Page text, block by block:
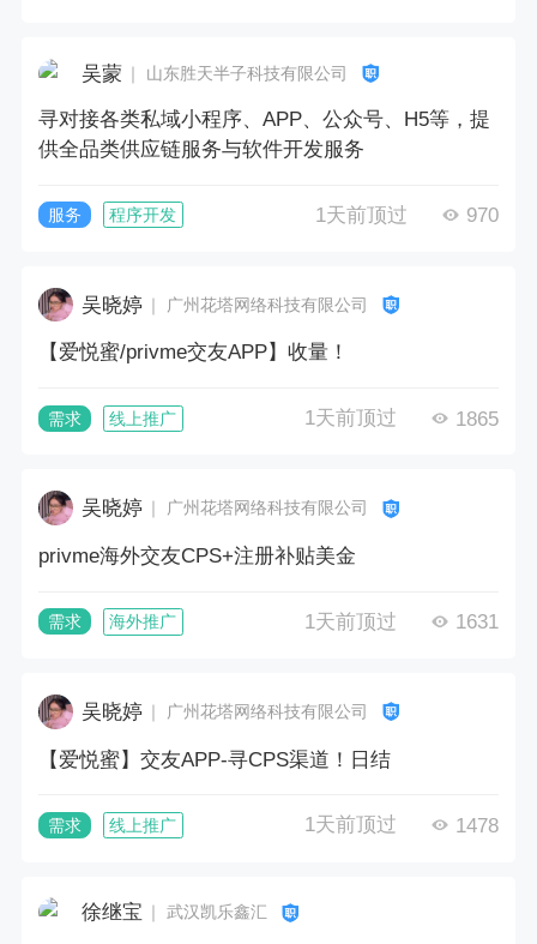
吴蒙 ｜ 山东胜天半子科技有限公司
寻对接各类私域小程序、APP、公众号、H5等，提
供全品类供应链服务与软件开发服务
服务 程序开发 1天前顶过 970
吴晓婷 ｜ 广州花塔网络科技有限公司
【爱悦蜜/privme交友APP】收量！
需求 线上推广 1天前顶过 1865
吴晓婷 ｜ 广州花塔网络科技有限公司
privme海外交友CPS+注册补贴美金
需求 海外推广 1天前顶过 1631
吴晓婷 ｜ 广州花塔网络科技有限公司
【爱悦蜜】交友APP-寻CPS渠道！日结
需求 线上推广 1天前顶过 1478
徐继宝 ｜ 武汉凯乐鑫汇